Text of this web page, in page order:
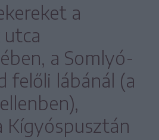
a
utca
a Somlyó-
felőli lábánál (a
Kígyóspusztán